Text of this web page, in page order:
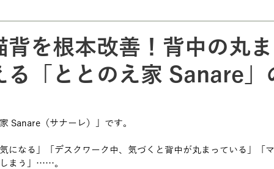
背を根本改善！背中の丸
る「ととのえ家 Sanare」
Sanare（サナーレ）」です。
になる」「デスクワーク中、気づくと背中が丸まっている」「
まう」……。